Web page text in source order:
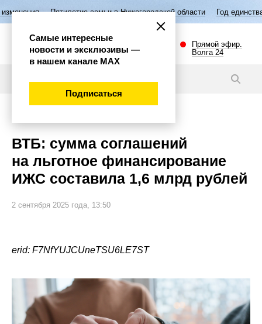
семьи в Нижегородской области Год единства народов
Прямой эфир.
Волга 24
ВТБ: сумма соглашений
на льготное финансирование
ИЖС составила 1,6 млрд рублей
2 сентября 2025 года, 13:50
erid: F7NfYUJCUneTSU6LE7ST
Самые интересные
новости и эксклюзивы —
в нашем канале МАХ
Подписаться